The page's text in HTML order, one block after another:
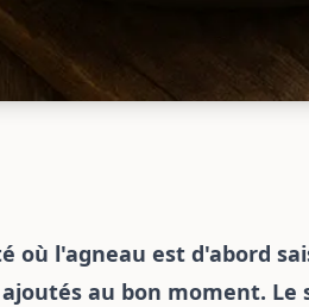
où l'agneau est d'abord
au bon moment.